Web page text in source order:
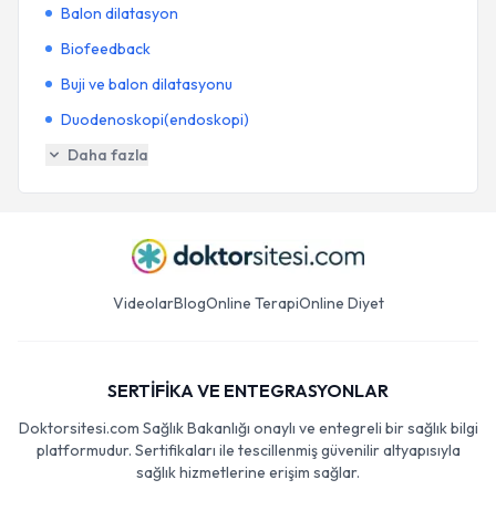
Balon dilatasyon
Biofeedback
Buji ve balon dilatasyonu
Duodenoskopi(endoskopi)
Daha fazla
VideolarBlogOnline TerapiOnline Diyet
SERTİFİKA VE ENTEGRASYONLAR
Doktorsitesi.com Sağlık Bakanlığı onaylı ve entegreli bir sağlık bilgi
platformudur. Sertifikaları ile tescillenmiş güvenilir altyapısıyla
sağlık hizmetlerine erişim sağlar.